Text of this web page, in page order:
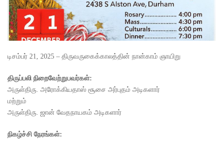
டிசம்பர் 21, 2025 – திருவருகைக்காலத்தின் நான்காம் ஞாயிறு
திருப்பலி நிறைவேற்றுபவர்கள்:
அருள்திரு. அரோக்கியதாஸ் சூசை அர்புதம் அடிகளார்
மற்றும்
அருள்திரு. ஜான் வேதநாயகம் அடிகளார்
நிகழ்ச்சி நேரங்கள்: